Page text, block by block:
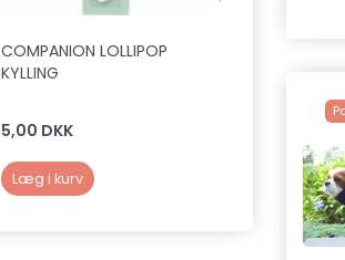
COMPANION LOLLIPOP
KYLLING
5,00 DKK
Læg i kurv Læg i kurv